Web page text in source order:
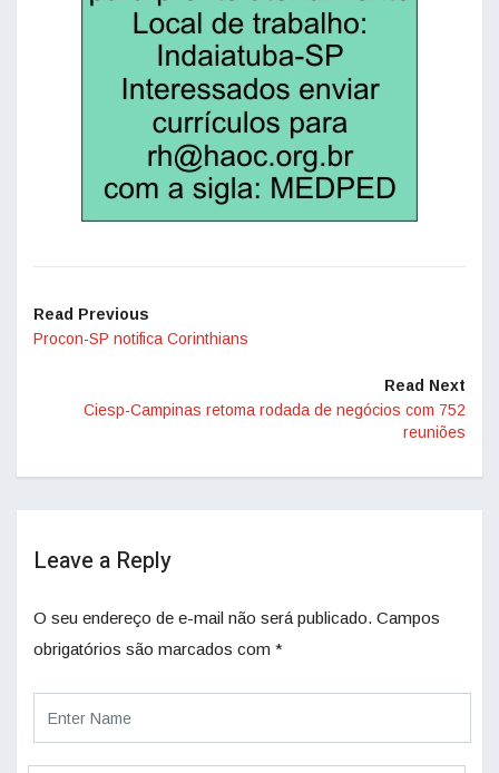
Read Previous
Procon-SP notifica Corinthians
Read Next
Ciesp-Campinas retoma rodada de negócios com 752
reuniões
Leave a Reply
O seu endereço de e-mail não será publicado. Campos
obrigatórios são marcados com *